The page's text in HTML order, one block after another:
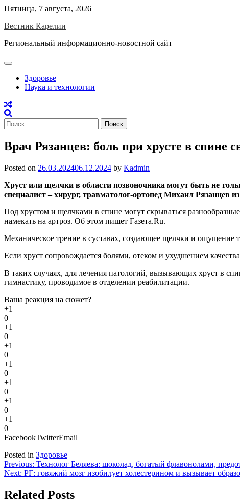
Skip
content
Пятница, 7 августа, 2026
Вестник Карелии
Региональный информационно-новостной сайт
Здоровье
Наука и технологии
Найти:
Врач Рязанцев: боль при хрусте в спине
Posted on 26.03.202406.12.2024 by Kadmin
Хруст или щелчки в области позвоночника могут быть не
специалист – хирург, травматолог-ортопед Михаил Рязанцев
Под хрустом и щелчками в спине могут скрываться
намекать на артроз. Об этом пишет Газета.Ru.
Механическое трение в суставах, создающее щелчки и ощущение
Если хруст сопровождается болями, отеком и ухудшением
В таких случаях, для лечения патологий, вызывающих хруст в
гимнастику, проводимое в отделении реабилитации.
Ваша реакция на сюжет?
+1
0
+1
0
+1
0
+1
0
+1
0
+1
0
+1
0
FacebookTwitterEmail
Posted in Здоровье
Навигация
по
записям
Previous: Технолог Беляева: шоколад, богатый флавонолами,
Next: РГ: говяжий мозг изобилует холестерином и вызывает
Related Posts